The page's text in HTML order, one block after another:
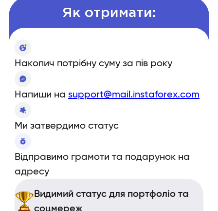
Як отримати:
Накопич потрібну суму за пів року
Напиши на support@mail.instaforex.com
Ми затвердимо статус
Відправимо грамоти та подарунок на
адресу
Видимий статус для портфоліо та
соцмереж